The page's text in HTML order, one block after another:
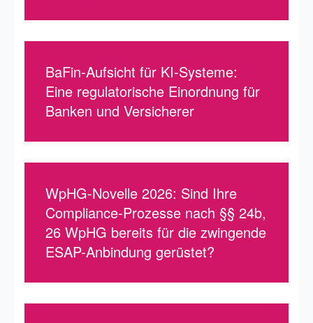
BaFin-Aufsicht für KI-Systeme:
Eine regulatorische Einordnung für
Banken und Versicherer
WpHG-Novelle 2026: Sind Ihre
Compliance-Prozesse nach §§ 24b,
26 WpHG bereits für die zwingende
ESAP-Anbindung gerüstet?